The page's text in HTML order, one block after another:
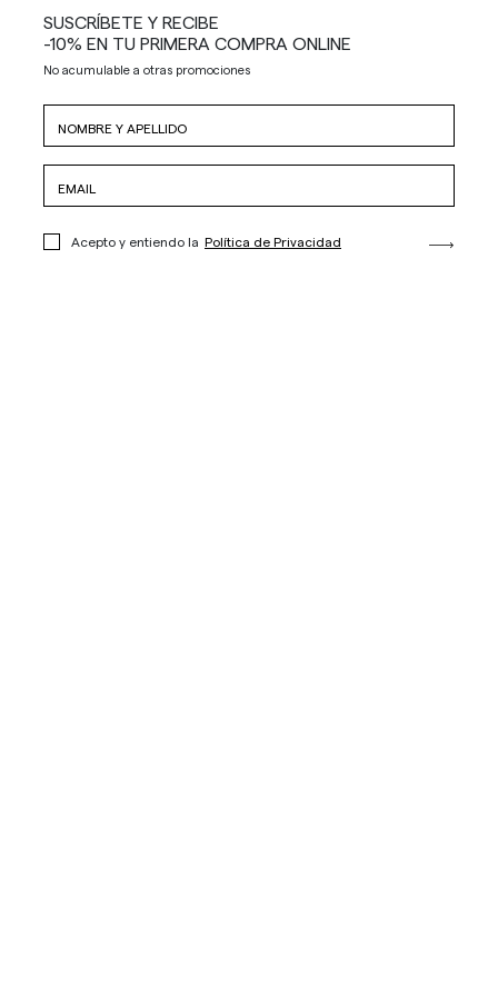
SUSCRÍBETE Y RECIBE
-10% EN TU PRIMERA COMPRA ONLINE
No acumulable a otras promociones
Acepto y entiendo la Política de Privacidad